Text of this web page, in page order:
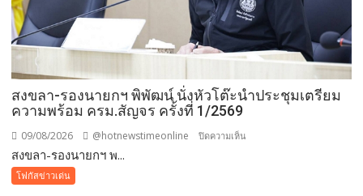
กุศล
วัน
แม่
กว่า
๕๐๐
คน
สงขลา-รองนายกฯ พิพัฒน์ นั่งหัวโต๊ะนำประชุมเตรียม
ความพร้อม ครม.สัญจร ครั้งที่ 1/2569
09/08/2026 @hotnewstimeonline ปิดความเห็น
สงขลา-รองนายกฯ พ...
โฟกัสข่าวเด่น